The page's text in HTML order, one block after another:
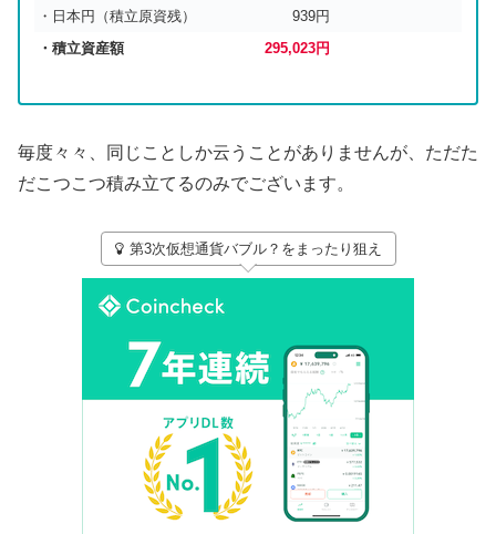
・日本円（積立原資残）
939円
・積立資産額
295,023円
毎度々々、同じことしか云うことがありませんが、ただた
だこつこつ積み立てるのみでございます。
第3次仮想通貨バブル？をまったり狙え